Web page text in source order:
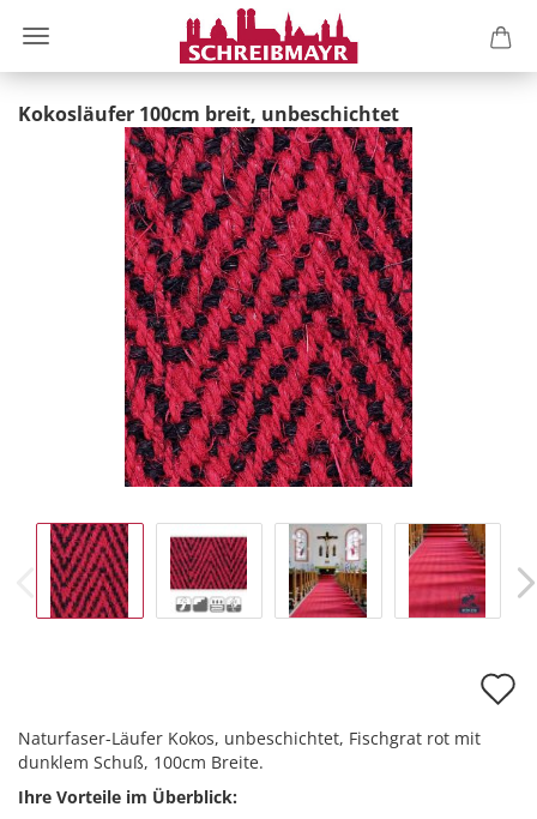
Kokosläufer 100cm breit, unbeschichtet
Naturfaser-Läufer Kokos, unbeschichtet, Fischgrat rot mit
dunklem Schuß, 100cm Breite.
Ihre Vorteile im Überblick: